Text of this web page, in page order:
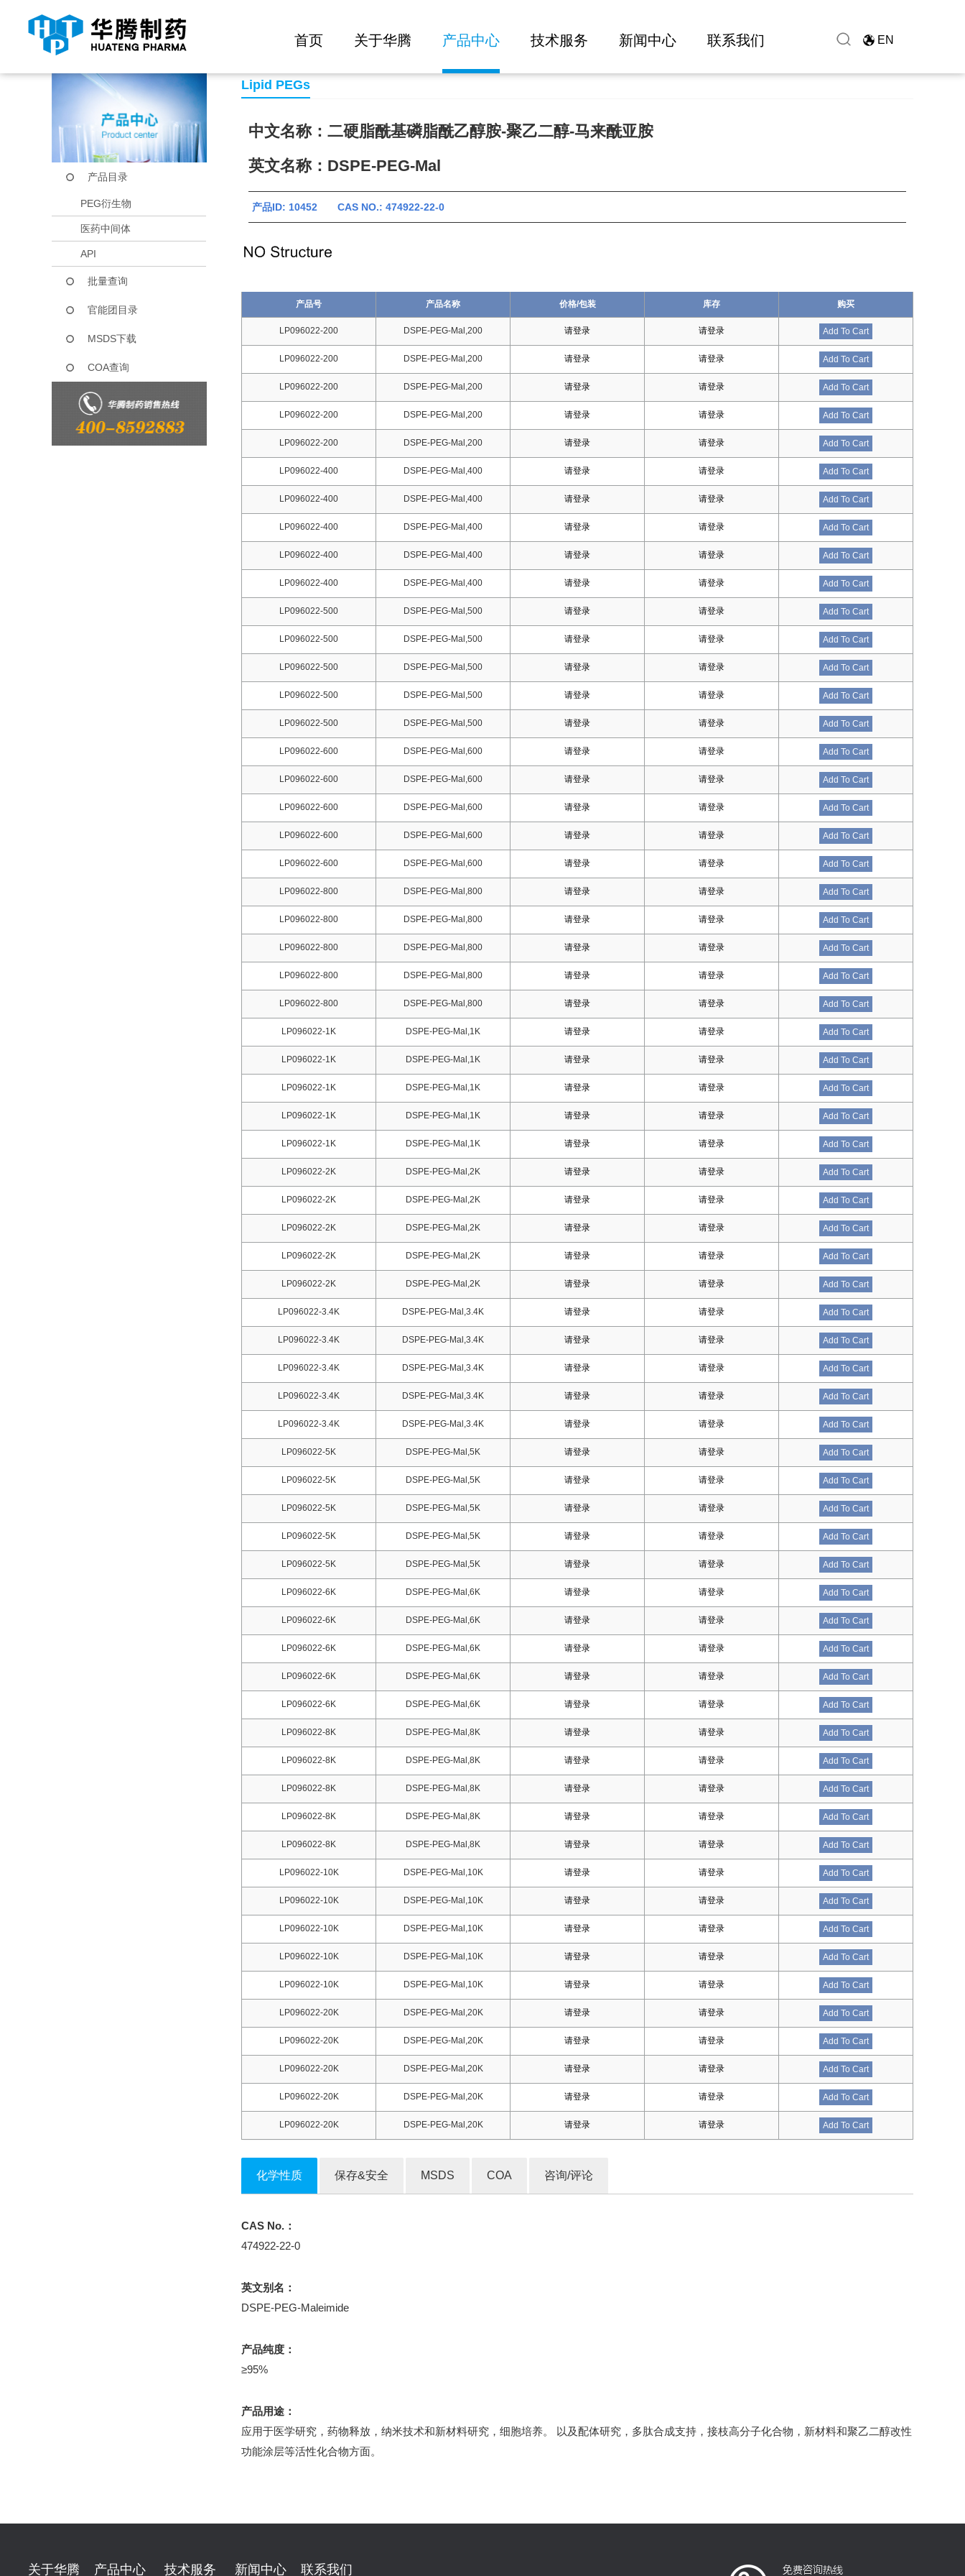
首页 关于华腾 产品中心 技术服务 新闻中心 联系我们 EN
当前位置： 首页 产品中心 DSPE-PEG-Mal
产品目录
PEG衍生物
医药中间体
API
批量查询
官能团目录
MSDS下载
COA查询
Lipid PEGs
中文名称：二硬脂酰基磷脂酰乙醇胺-聚乙二醇-马来酰亚胺
英文名称：DSPE-PEG-Mal
产品ID: 10452 CAS NO.: 474922-22-0
产品号 产品名称 价格/包装 库存 购买
LP096022-200 DSPE-PEG-Mal,200 请登录 请登录 Add To Cart
LP096022-200 DSPE-PEG-Mal,200 请登录 请登录 Add To Cart
LP096022-200 DSPE-PEG-Mal,200 请登录 请登录 Add To Cart
LP096022-200 DSPE-PEG-Mal,200 请登录 请登录 Add To Cart
LP096022-200 DSPE-PEG-Mal,200 请登录 请登录 Add To Cart
LP096022-400 DSPE-PEG-Mal,400 请登录 请登录 Add To Cart
LP096022-400 DSPE-PEG-Mal,400 请登录 请登录 Add To Cart
LP096022-400 DSPE-PEG-Mal,400 请登录 请登录 Add To Cart
LP096022-400 DSPE-PEG-Mal,400 请登录 请登录 Add To Cart
LP096022-400 DSPE-PEG-Mal,400 请登录 请登录 Add To Cart
LP096022-500 DSPE-PEG-Mal,500 请登录 请登录 Add To Cart
LP096022-500 DSPE-PEG-Mal,500 请登录 请登录 Add To Cart
LP096022-500 DSPE-PEG-Mal,500 请登录 请登录 Add To Cart
LP096022-500 DSPE-PEG-Mal,500 请登录 请登录 Add To Cart
LP096022-500 DSPE-PEG-Mal,500 请登录 请登录 Add To Cart
LP096022-600 DSPE-PEG-Mal,600 请登录 请登录 Add To Cart
LP096022-600 DSPE-PEG-Mal,600 请登录 请登录 Add To Cart
LP096022-600 DSPE-PEG-Mal,600 请登录 请登录 Add To Cart
LP096022-600 DSPE-PEG-Mal,600 请登录 请登录 Add To Cart
LP096022-600 DSPE-PEG-Mal,600 请登录 请登录 Add To Cart
LP096022-800 DSPE-PEG-Mal,800 请登录 请登录 Add To Cart
LP096022-800 DSPE-PEG-Mal,800 请登录 请登录 Add To Cart
LP096022-800 DSPE-PEG-Mal,800 请登录 请登录 Add To Cart
LP096022-800 DSPE-PEG-Mal,800 请登录 请登录 Add To Cart
LP096022-800 DSPE-PEG-Mal,800 请登录 请登录 Add To Cart
LP096022-1K DSPE-PEG-Mal,1K 请登录 请登录 Add To Cart
LP096022-1K DSPE-PEG-Mal,1K 请登录 请登录 Add To Cart
LP096022-1K DSPE-PEG-Mal,1K 请登录 请登录 Add To Cart
LP096022-1K DSPE-PEG-Mal,1K 请登录 请登录 Add To Cart
LP096022-1K DSPE-PEG-Mal,1K 请登录 请登录 Add To Cart
LP096022-2K DSPE-PEG-Mal,2K 请登录 请登录 Add To Cart
LP096022-2K DSPE-PEG-Mal,2K 请登录 请登录 Add To Cart
LP096022-2K DSPE-PEG-Mal,2K 请登录 请登录 Add To Cart
LP096022-2K DSPE-PEG-Mal,2K 请登录 请登录 Add To Cart
LP096022-2K DSPE-PEG-Mal,2K 请登录 请登录 Add To Cart
LP096022-3.4K DSPE-PEG-Mal,3.4K 请登录 请登录 Add To Cart
LP096022-3.4K DSPE-PEG-Mal,3.4K 请登录 请登录 Add To Cart
LP096022-3.4K DSPE-PEG-Mal,3.4K 请登录 请登录 Add To Cart
LP096022-3.4K DSPE-PEG-Mal,3.4K 请登录 请登录 Add To Cart
LP096022-3.4K DSPE-PEG-Mal,3.4K 请登录 请登录 Add To Cart
LP096022-5K DSPE-PEG-Mal,5K 请登录 请登录 Add To Cart
LP096022-5K DSPE-PEG-Mal,5K 请登录 请登录 Add To Cart
LP096022-5K DSPE-PEG-Mal,5K 请登录 请登录 Add To Cart
LP096022-5K DSPE-PEG-Mal,5K 请登录 请登录 Add To Cart
LP096022-5K DSPE-PEG-Mal,5K 请登录 请登录 Add To Cart
LP096022-6K DSPE-PEG-Mal,6K 请登录 请登录 Add To Cart
LP096022-6K DSPE-PEG-Mal,6K 请登录 请登录 Add To Cart
LP096022-6K DSPE-PEG-Mal,6K 请登录 请登录 Add To Cart
LP096022-6K DSPE-PEG-Mal,6K 请登录 请登录 Add To Cart
LP096022-6K DSPE-PEG-Mal,6K 请登录 请登录 Add To Cart
LP096022-8K DSPE-PEG-Mal,8K 请登录 请登录 Add To Cart
LP096022-8K DSPE-PEG-Mal,8K 请登录 请登录 Add To Cart
LP096022-8K DSPE-PEG-Mal,8K 请登录 请登录 Add To Cart
LP096022-8K DSPE-PEG-Mal,8K 请登录 请登录 Add To Cart
LP096022-8K DSPE-PEG-Mal,8K 请登录 请登录 Add To Cart
LP096022-10K DSPE-PEG-Mal,10K 请登录 请登录 Add To Cart
LP096022-10K DSPE-PEG-Mal,10K 请登录 请登录 Add To Cart
LP096022-10K DSPE-PEG-Mal,10K 请登录 请登录 Add To Cart
LP096022-10K DSPE-PEG-Mal,10K 请登录 请登录 Add To Cart
LP096022-10K DSPE-PEG-Mal,10K 请登录 请登录 Add To Cart
LP096022-20K DSPE-PEG-Mal,20K 请登录 请登录 Add To Cart
LP096022-20K DSPE-PEG-Mal,20K 请登录 请登录 Add To Cart
LP096022-20K DSPE-PEG-Mal,20K 请登录 请登录 Add To Cart
LP096022-20K DSPE-PEG-Mal,20K 请登录 请登录 Add To Cart
LP096022-20K DSPE-PEG-Mal,20K 请登录 请登录 Add To Cart
化学性质 保存&安全 MSDS COA 咨询/评论
CAS No.：
474922-22-0
英文别名：
DSPE-PEG-Maleimide
产品纯度：
≥95%
产品用途：
应用于医学研究，药物释放，纳米技术和新材料研究，细胞培养。 以及配体研究，多肽合成支持，接枝高分子化合物，新材料和聚乙二醇改性
功能涂层等活性化合物方面。
关于华腾 产品中心 技术服务 新闻中心 联系我们